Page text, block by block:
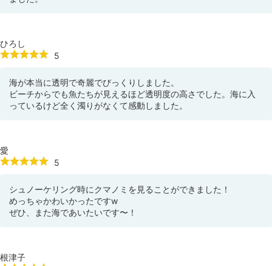
ひろし
5
海が本当に透明で奇麗でびっくりしました。
ビーチからでも魚たちが見えるほど透明度の高さでした。海に入
っているけど全く濁りがなくて感動しました。
愛
5
シュノーケリング時にクマノミを見ることができました！
めっちゃかわいかったですw
ぜひ、また海であいたいです〜！
根津子